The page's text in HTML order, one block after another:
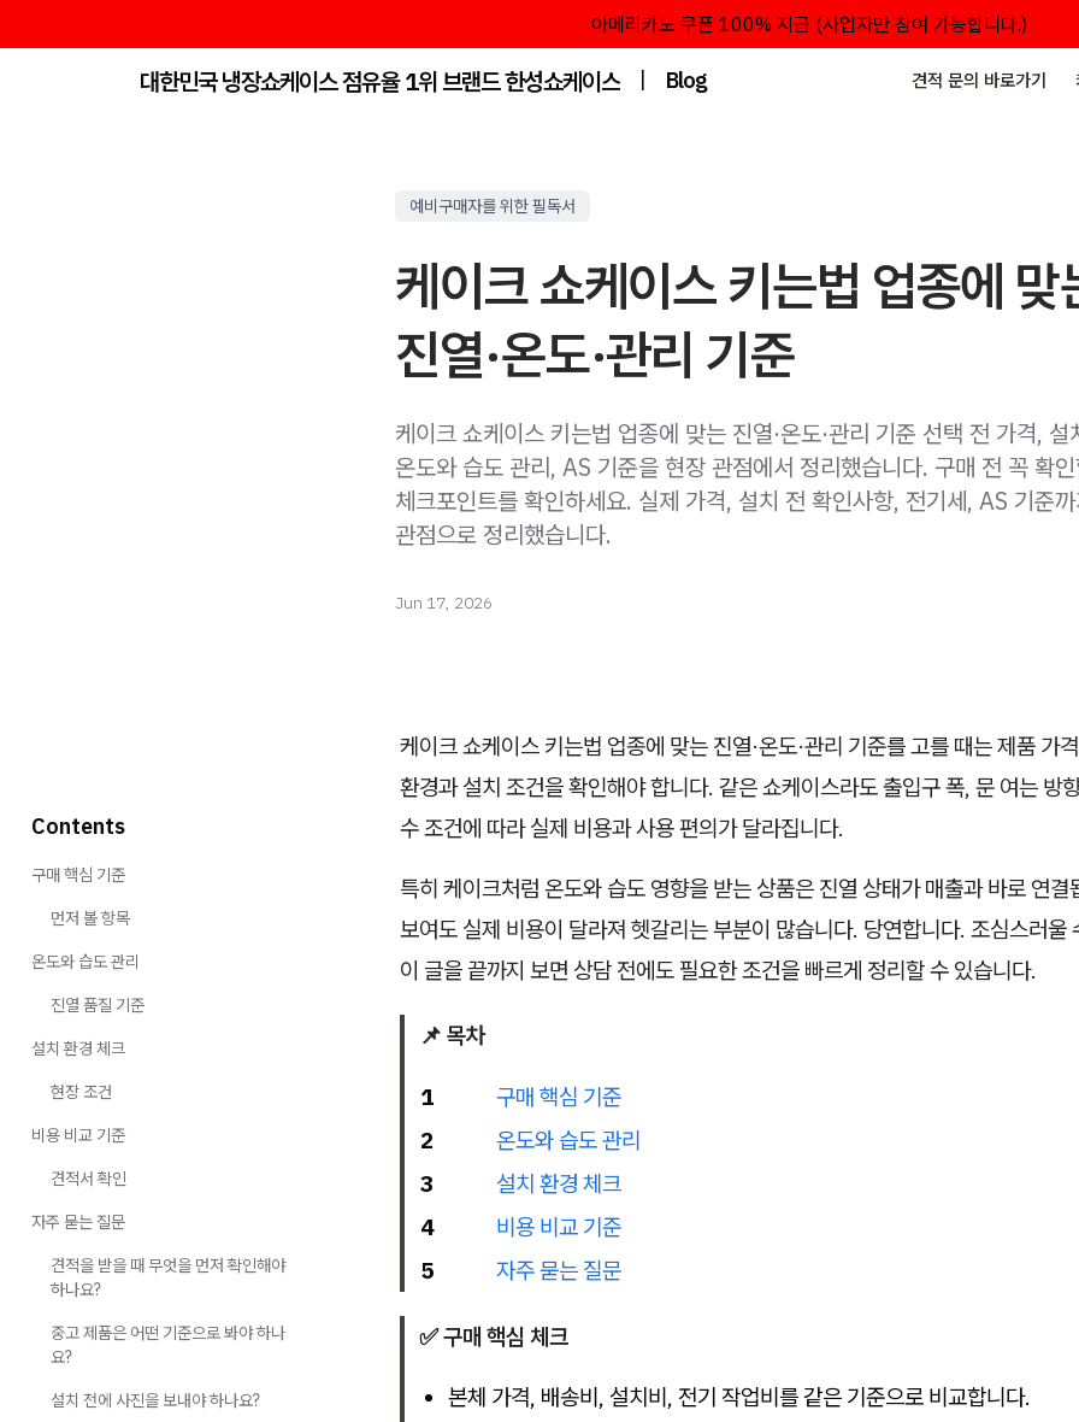
아메리카노 쿠폰 100% 지급 (사업자만 참여 가능합니다.)
대한민국 냉장쇼케이스 점유율 1위 브랜드 한성쇼케이스 | Blog 견적 문의 바로가기
예비구매자를 위한 필독서
케이크 쇼케이스 키는법 업종에 맞
진열·온도·관리 기준
케이크 쇼케이스 키는법 업종에 맞는 진열·온도·관리 기준 선택 전 가격, 설
온도와 습도 관리, AS 기준을 현장 관점에서 정리했습니다. 구매 전 꼭 확
체크포인트를 확인하세요. 실제 가격, 설치 전 확인사항, 전기세, AS 기준
관점으로 정리했습니다.
Jun 17, 2026
케이크 쇼케이스 키는법 업종에 맞는 진열·온도·관리 기준를 고를 때는 제품 가
환경과 설치 조건을 확인해야 합니다. 같은 쇼케이스라도 출입구 폭, 문 여는 방
수 조건에 따라 실제 비용과 사용 편의가 달라집니다.
특히 케이크처럼 온도와 습도 영향을 받는 상품은 진열 상태가 매출과 바로 연결
보여도 실제 비용이 달라져 헷갈리는 부분이 많습니다. 당연합니다. 조심스러울
이 글을 끝까지 보면 상담 전에도 필요한 조건을 빠르게 정리할 수 있습니다.
📌 목차
1
구매 핵심 기준
2
온도와 습도 관리
3
설치 환경 체크
4
비용 비교 기준
5
자주 묻는 질문
✅ 구매 핵심 체크
본체 가격, 배송비, 설치비, 전기 작업비를 같은 기준으로 비교합니다.
Contents
구매 핵심 기준
먼저 볼 항목
온도와 습도 관리
진열 품질 기준
설치 환경 체크
현장 조건
비용 비교 기준
견적서 확인
자주 묻는 질문
견적을 받을 때 무엇을 먼저 확인해야
하나요?
중고 제품은 어떤 기준으로 봐야 하나
요?
설치 전에 사진을 보내야 하나요?